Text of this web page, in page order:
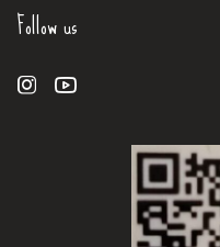
Follow us